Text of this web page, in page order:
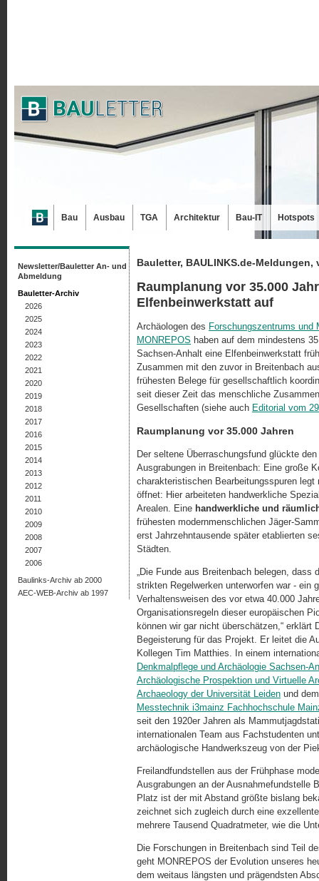
Bauletter, BAULINKS.de-Meldungen,
Raumplanung vor 35.000
Elfenbeinwerkstatt auf
Archäologen des Forschungszentrums und
MONREPOS haben auf dem mindestens
Sachsen-Anhalt eine Elfenbeinwerkstatt
Zusammen mit den zuvor in Breitenbach
frühesten Belege für gesellschaftlich
seit dieser Zeit das menschliche
Gesellschaften (siehe auch Editorial vom
Raumplanung vor 35.000 Jahren
Der seltene Überraschungsfund glückte
Ausgrabungen in Breitenbach: Eine große
charakteristischen Bearbeitungsspuren
öffnet: Hier arbeiteten handwerkliche
Arealen. Eine handwerkliche und
frühesten modernmenschlichen Jäger-
erst Jahrzehntausende später etablierten
Städten.
„Die Funde aus Breitenbach belegen, dass
strikten Regelwerken unterworfen war - ein
Verhaltensweisen des vor etwa 40.000
Organisationsregeln dieser europäischen
können wir gar nicht überschätzen,“
Begeisterung für das Projekt. Er leitet die
Kollegen Tim Matthies. In einem
Denkmalpflege und Archäologie Sachsen-
Archäologische Prospektion und Virtuelle
Archaeology der Universität Leiden und
Messtechnik i3mainz Fachhochschule
seit den 1920er Jahren als
internationalen Team aus Fachstudenten
archäologische Handwerkszeug von der
Freilandfundstellen aus der Frühphase
Ausgrabungen an der Ausnahmefundstelle
Platz ist der mit Abstand größte bislang
zeichnet sich zugleich durch eine
mehrere Tausend Quadratmeter, wie die
Die Forschungen in Breitenbach sind Teil
geht MONREPOS der Evolution unseres
dem weitaus längsten und prägendsten
Newsletter/Bauletter An- und
Abmeldung
Bauletter-Archiv
2026
2025
2024
2023
2022
2021
2020
2019
2018
2017
2016
2015
2014
2013
2012
2011
2010
2009
2008
2007
2006
Baulinks-Archiv ab 2000
AEC-WEB-Archiv ab 1997
Bau Ausbau TGA Architektur Bau-IT Hotspots